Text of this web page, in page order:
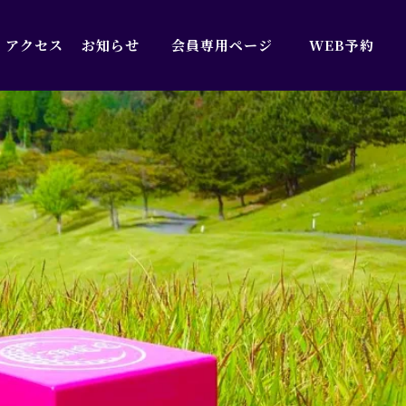
アクセス お知らせ 会員専用ページ WEB予約
WEB予約